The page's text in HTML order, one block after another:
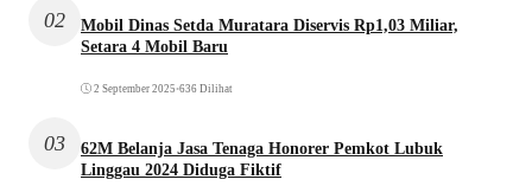
02
Mobil Dinas Setda Muratara Diservis Rp1,03 Miliar,
Setara 4 Mobil Baru
2 September 2025 •636 Dilihat
03
62M Belanja Jasa Tenaga Honorer Pemkot Lubuk
Linggau 2024 Diduga Fiktif